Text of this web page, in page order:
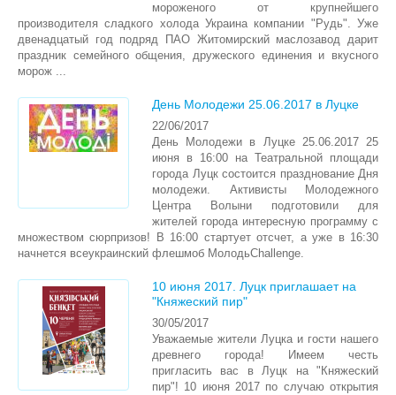
Черкассы | Борисполь | Винница | Сумы |
Днепр | Одесса | Николаев | Запорожье |
Житомир
Ровно
ХОДУНКИ, ТОЛКАТЕЛИ
КРОВАТЬ-МАНЕЖИ
МЕДИЦИНСКОЕ ОБОРУДОВАНИЕ
РАДИОНЯНЯ/ВИДЕОНЯНЯ
СТУЛЬЧИК ДЛЯ КОРМЛЕНИЯ
РОЗВИВАЮЩИЕ КОВРИКИ
УЛИЧНЫЕ РАЗВЛЕЧЕНИЯ
ВЕЛОСИПЕДЫ, БЕГОВЕЛЫ, САМОКАТЫ
ТУРИСТИЧЕСКОЕ СНАРЯЖЕНИЕ
ПЕЛЕНАЛЬНЫЙ СТОЛИК
мороженого от крупнейшего
производителя сладкого холода Украина компании "Рудь". Уже
двенадцатый год подряд ПАО Житомирский маслозавод дарит
праздник семейного общения, дружеского единения и вкусного
морож ...
День Молодежи 25.06.2017 в Луцке
22/06/2017
День Молодежи в Луцке 25.06.2017 25
июня в 16:00 на Театральной площади
города Луцк состоится празднование Дня
молодежи. Активисты Молодежного
Центра Волыни подготовили для
жителей города интересную программу с
множеством сюрпризов! В 16:00 стартует отсчет, а уже в 16:30
начнется всеукраинский флешмоб МолодьChallenge.
10 июня 2017. Луцк приглашает на
"Княжеский пир"
30/05/2017
Уважаемые жители Луцка и гости нашего
древнего города! Имеем честь
пригласить вас в Луцк на "Княжеский
пир"! 10 июня 2017 по случаю открытия